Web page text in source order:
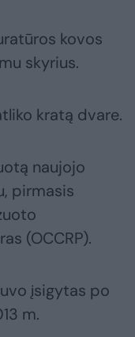
kovos
skyrius.
kratą dvare.
naujojo
pirmasis
(OCCRP).
įsigytas po
m.